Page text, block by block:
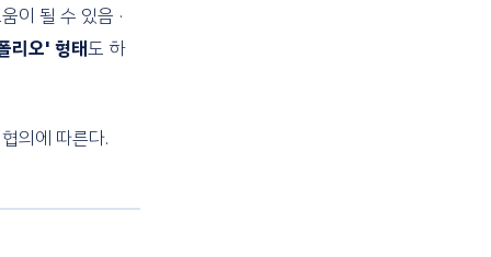
이 될 수 있음 ·
리오' 형태도 하
의에 따른다.